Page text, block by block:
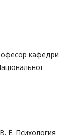
кафедри
Е. Психология